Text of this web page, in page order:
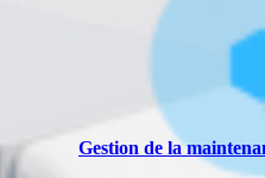
Gestion de la